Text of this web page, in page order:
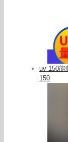
uv-150能
150